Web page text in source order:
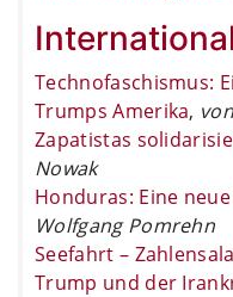
International
Technofaschismus:
Trumps Amerika,
Zapatistas
Nowak
Honduras: Eine
Wolfgang Pomrehn
Seefahrt –
Trump und der